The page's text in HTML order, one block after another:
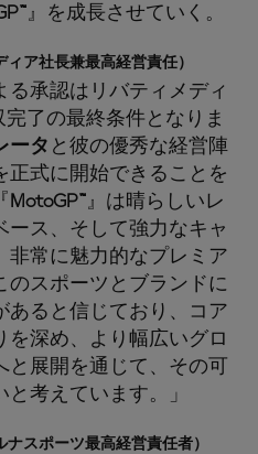
』を成長させていく。
ア社長兼最高経営責任）
る承認はリバティメディ
完了の最終条件となりま
ータ と彼の優秀な経営陣
正式に開始できることを
MotoGP™』は晴らしいレ
ース、そして強力なキャ
非常に魅力的なプレミア
のスポーツとブランドに
あると信じており、コア
を深め、より幅広いグロ
展開を通じて、その可
考えています。」
スポーツ最高経営責任者）